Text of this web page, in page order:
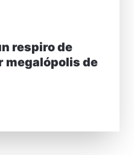
respiro de
megalópolis de